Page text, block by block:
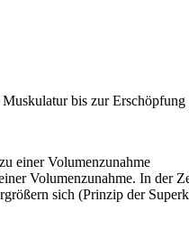
bis zur Erschöpfung
einer Volumenzunahme
Volumenzunahme. In der
sich (Prinzip der